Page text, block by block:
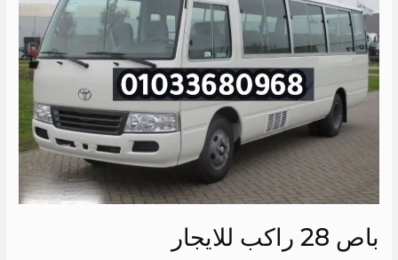
باص 28 راكب للايجار
للايجار